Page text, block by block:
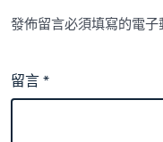
發佈留言必須填寫的電子
留言*